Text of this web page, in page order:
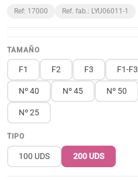
Ref: 17000 Ref. fab.: LYU06011-1
TAMAÑO
F1 F2 F3 F1-F3
Nº 40 Nº 45 Nº 50
Nº 25
TIPO
100 UDS 200 UDS